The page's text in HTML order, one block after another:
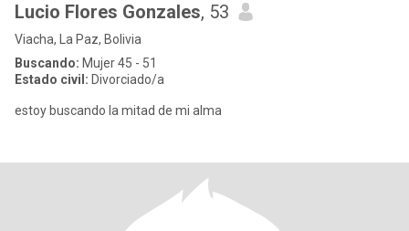
Lucio Flores Gonzales, 53
Viacha, La Paz, Bolivia
Buscando: Mujer 45 - 51
Estado civil: Divorciado/a
estoy buscando la mitad de mi alma